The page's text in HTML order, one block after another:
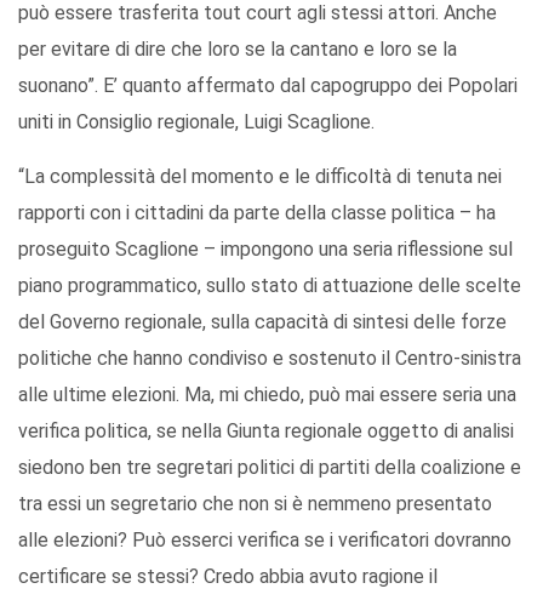
può essere trasferita tout court agli stessi attori. Anche
per evitare di dire che loro se la cantano e loro se la
suonano”. E’ quanto affermato dal capogruppo dei Popolari
uniti in Consiglio regionale, Luigi Scaglione.
“La complessità del momento e le difficoltà di tenuta nei
rapporti con i cittadini da parte della classe politica – ha
proseguito Scaglione – impongono una seria riflessione sul
piano programmatico, sullo stato di attuazione delle scelte
del Governo regionale, sulla capacità di sintesi delle forze
politiche che hanno condiviso e sostenuto il Centro-sinistra
alle ultime elezioni. Ma, mi chiedo, può mai essere seria una
verifica politica, se nella Giunta regionale oggetto di analisi
siedono ben tre segretari politici di partiti della coalizione e
tra essi un segretario che non si è nemmeno presentato
alle elezioni? Può esserci verifica se i verificatori dovranno
certificare se stessi? Credo abbia avuto ragione il